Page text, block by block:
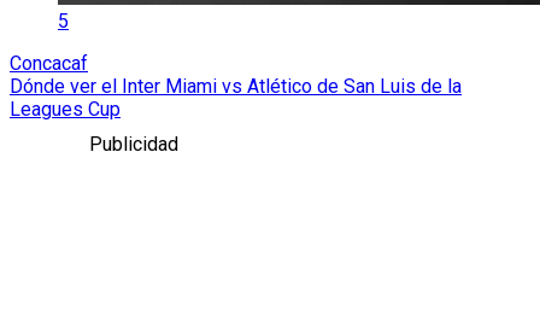
5
Concacaf
Dónde ver el Inter Miami vs Atlético de San Luis de la
Leagues Cup
Publicidad